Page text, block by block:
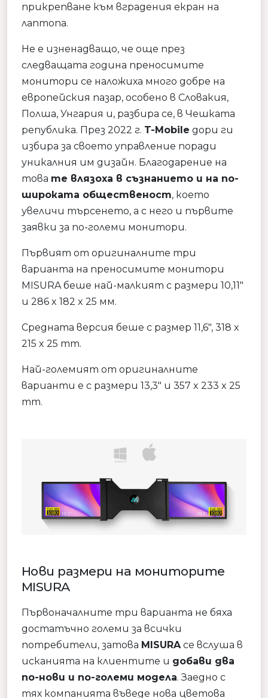
прикрепване към вградения екран на
лаптопа.
Не е изненадващо, че още през
следващата година преносимите
монитори се наложиха много добре на
европейския пазар, особено в Словакия,
Полша, Унгария и, разбира се, в Чешката
република. През 2022 г. T-Mobile дори ги
избира за своето управление поради
уникалния им дизайн. Благодарение на
това те влязоха в съзнанието и на по-
широката общественост, което
увеличи търсенето, а с него и първите
заявки за по-големи монитори.
Първият от оригиналните три
варианта на преносимите монитори
MISURA беше най-малкият с размери 10,11″
и 286 x 182 x 25 мм.
Средната версия беше с размер 11,6″, 318 x
215 x 25 mm.
Най-големият от оригиналните
варианти е с размери 13,3″ и 357 x 233 x 25
mm.
Нови размери на мониторите
MISURA
Първоначалните три варианта не бяха
достатъчно големи за всички
потребители, затова MISURA се вслуша в
исканията на клиентите и добави два
по-нови и по-големи модела. Заедно с
тях компанията въведе нова цветова